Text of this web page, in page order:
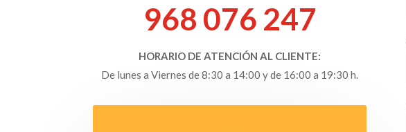
968 076 247
HORARIO DE ATENCIÓN AL CLIENTE:
De lunes a Viernes de 8:30 a 14:00 y de 16:00 a 19:30 h.